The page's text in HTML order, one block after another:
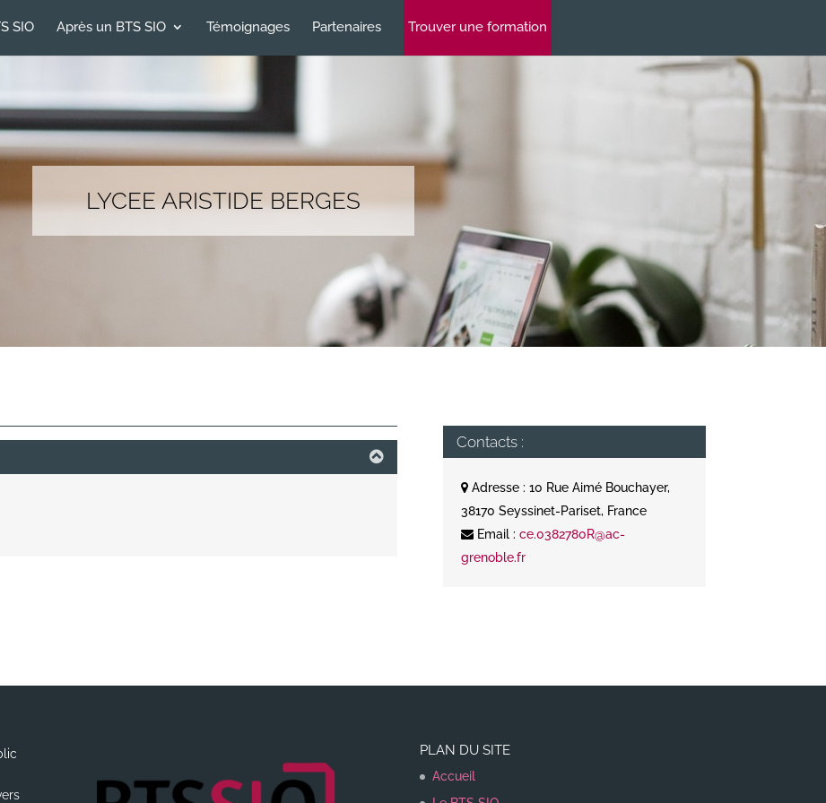
SIO Après un BTS SIO Témoignages Partenaires Trouver une formation
LYCEE ARISTIDE BERGES
Contacts :
Adresse : 10 Rue Aimé Bouchayer,
38170 Seyssinet-Pariset, France
Email :ce.0382780R@ac-
grenoble.fr
PLAN DU SITE
Accueil